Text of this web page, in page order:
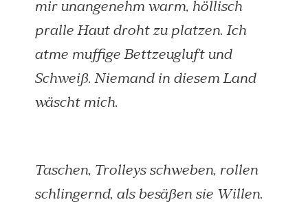
mir unangenehm warm, höllisch
pralle Haut droht zu plat­zen. Ich
atme muffige Bettzeugluft und
Schweiß. Niemand in diesem Land
wäscht mich.
Taschen, Trolleys schweben, rollen
schlingernd, als besäßen sie Willen.